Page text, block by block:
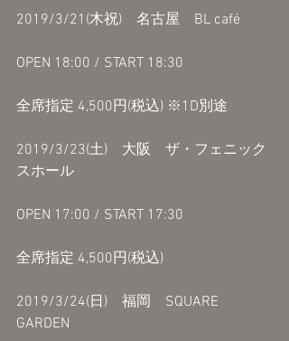
2019/3/21(木祝)　名古屋　BL café
OPEN 18:00 / START 18:30
全席指定 4,500円(税込) ※1D別途
2019/3/23(土)　大阪　ザ・フェニック
スホール
OPEN 17:00 / START 17:30
全席指定 4,500円(税込)
2019/3/24(日)　福岡　SQUARE
GARDEN